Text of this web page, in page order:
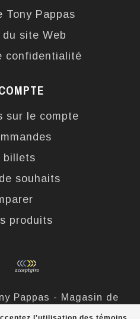
Tony Pappas
site Web
confidentialité
sur le compte
billets
souhaits
produits
Pappas - Magasin de
Powered byLightspeed-